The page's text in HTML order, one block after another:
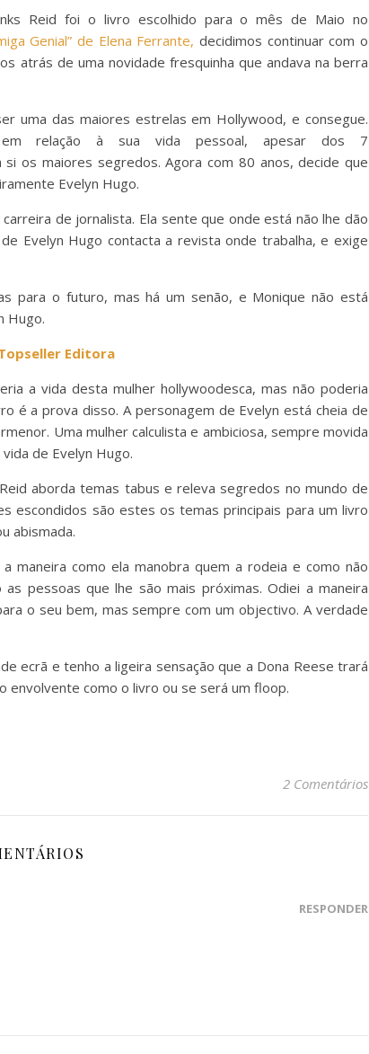
Reid foi o livro escolhido para o mês de Maio no
Genial” de Elena Ferrante, decidimos continuar com o
atrás de uma novidade fresquinha que andava na berra
uma das maiores estrelas em Hollywood, e consegue.
relação à sua vida pessoal, apesar dos 7
os maiores segredos. Agora com 80 anos, decide que
Evelyn Hugo.
de jornalista. Ela sente que onde está não lhe dão
Evelyn Hugo contacta a revista onde trabalha, e exige
para o futuro, mas há um senão, e Monique não está
Hugo.
Editora
a vida desta mulher hollywoodesca, mas não poderia
é a prova disso. A personagem de Evelyn está cheia de
Uma mulher calculista e ambiciosa, sempre movida
de Evelyn Hugo.
aborda temas tabus e releva segredos no mundo de
escondidos são estes os temas principais para um livro
abismada.
maneira como ela manobra quem a rodeia e como não
pessoas que lhe são mais próximas. Odiei a maneira
o seu bem, mas sempre com um objectivo. A verdade
ecrã e tenho a ligeira sensação que a Dona Reese trará
envolvente como o livro ou se será um floop.
2 Comentários
RESPONDER